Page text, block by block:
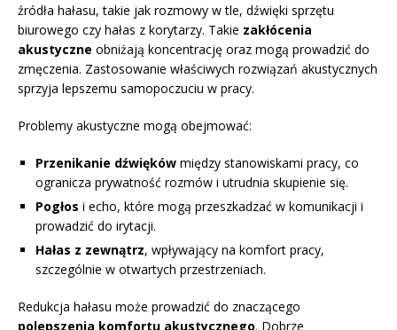
źródła hałasu, takie jak rozmowy w tle, dźwięki sprzętu
biurowego czy hałas z korytarzy. Takie zakłócenia
akustyczne obniżają koncentrację oraz mogą prowadzić do
zmęczenia. Zastosowanie właściwych rozwiązań akustycznych
sprzyja lepszemu samopoczuciu w pracy.
Problemy akustyczne mogą obejmować:
Przenikanie dźwięków między stanowiskami pracy, co
ogranicza prywatność rozmów i utrudnia skupienie się.
Pogłos i echo, które mogą przeszkadzać w komunikacji i
prowadzić do irytacji.
Hałas z zewnątrz, wpływający na komfort pracy,
szczególnie w otwartych przestrzeniach.
Redukcja hałasu może prowadzić do znaczącego
polepszenia komfortu akustycznego. Dobrze